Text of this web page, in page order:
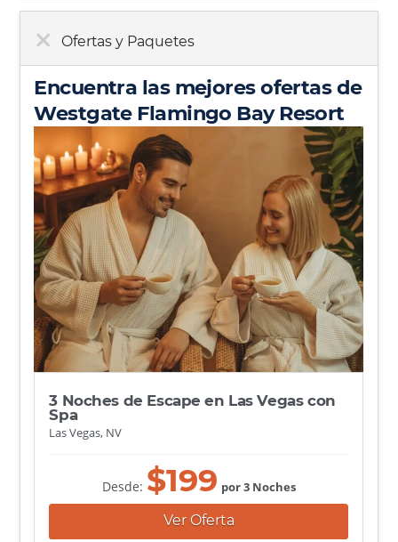
Ofertas y Paquetes
Encuentra las mejores ofertas de
Westgate Flamingo Bay Resort
3 Noches de Escape en Las Vegas con
Spa
Las Vegas, NV
Desde: $199 por 3 Noches
Ver Oferta